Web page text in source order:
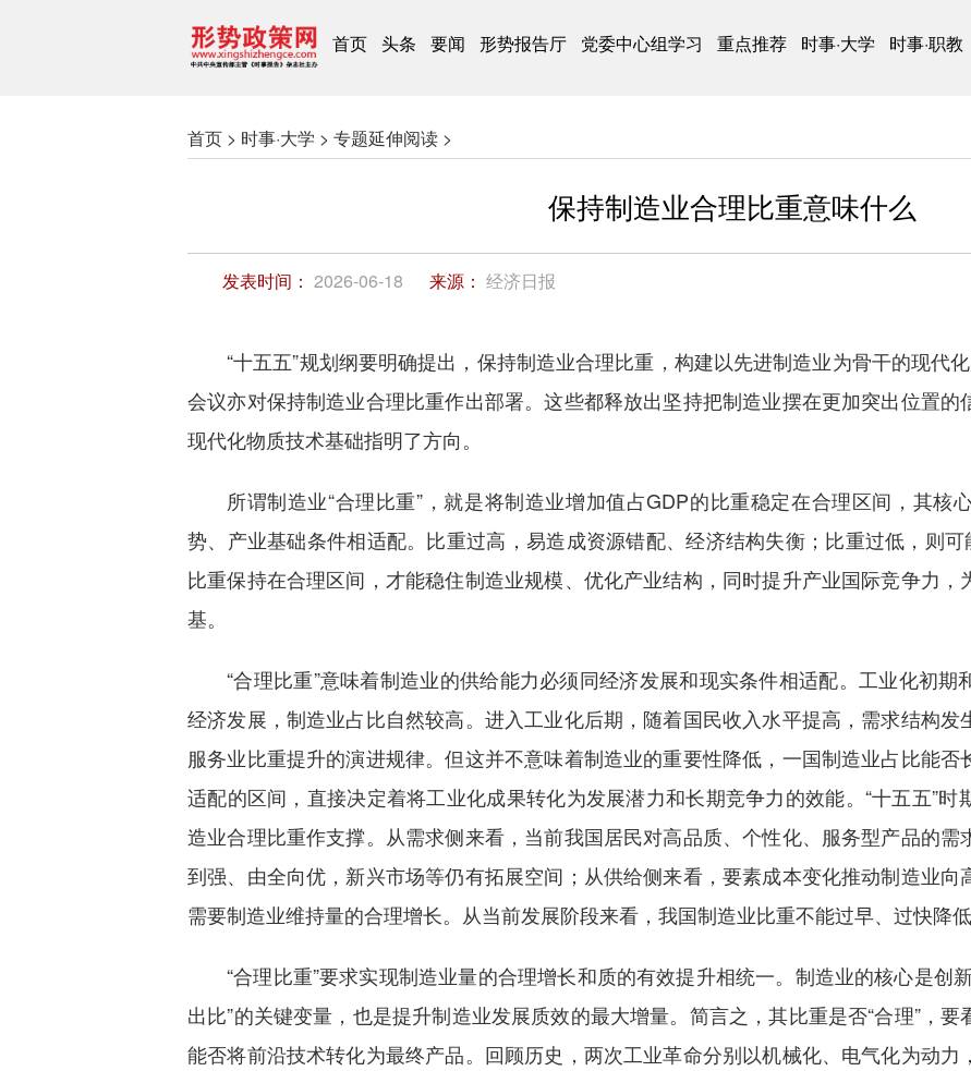
首页 头条 要闻 形势报告厅 党委中心组学习 重点推荐 时事·大学 时事·职教
首页 > 时事·大学 > 专题延伸阅读 >
保持制造业合理比重意味什么
发表时间： 2026-06-18 来源： 经济日报
“十五五”规划纲要明确提出，保持制造业合理比重，构建以先进制造业为骨干的现代
会议亦对保持制造业合理比重作出部署。这些都释放出坚持把制造业摆在更加突出位置
现代化物质技术基础指明了方向。
所谓制造业“合理比重”，就是将制造业增加值占GDP的比重稳定在合理区间，其核
势、产业基础条件相适配。比重过高，易造成资源错配、经济结构失衡；比重过低，则可
比重保持在合理区间，才能稳住制造业规模、优化产业结构，同时提升产业国际竞争力
基。
“合理比重”意味着制造业的供给能力必须同经济发展和现实条件相适配。工业化初
经济发展，制造业占比自然较高。进入工业化后期，随着国民收入水平提高，需求结构发
服务业比重提升的演进规律。但这并不意味着制造业的重要性降低，一国制造业占比能
适配的区间，直接决定着将工业化成果转化为发展潜力和长期竞争力的效能。“十五五”
造业合理比重作支撑。从需求侧来看，当前我国居民对高品质、个性化、服务型产品的
到强、由全向优，新兴市场等仍有拓展空间；从供给侧来看，要素成本变化推动制造业
需要制造业维持量的合理增长。从当前发展阶段来看，我国制造业比重不能过早、过快降
“合理比重”要求实现制造业量的合理增长和质的有效提升相统一。制造业的核心是创
出比”的关键变量，也是提升制造业发展质效的最大增量。简言之，其比重是否“合理”，要
能否将前沿技术转化为最终产品。回顾历史，两次工业革命分别以机械化、电气化为动